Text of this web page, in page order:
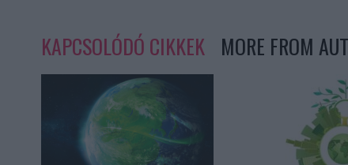
KAPCSOLÓDÓ CIKKEK MORE FROM